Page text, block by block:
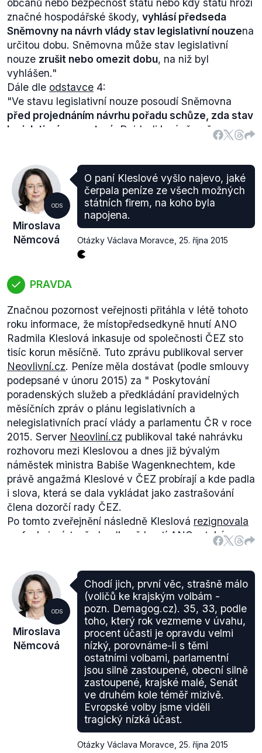
sKarty, o kterém mluví Jaroslav Faltýnek. Skartou
se měl Ústavní soud zabývat na návrh senátorů na
konci roku 2013. Řízení však nakoneczastavil a věc
nebyla ani projednána, neboť poslanci sKartuzrušili
na návrh skupiny senátorů ČSSD .
Otázkou je, do jaké míry lze tato Ústavním soudem
konstatovaná pochybení personifikovat pouze na
osobu Miroslavy Němcové, neboť jak jsme
konstatovali i v předchozím výroku, nejedná se o její
vlastní iniciativu, kdy by z vlastní vůle vyhlašovala
pouze na návrh vlády.
značné hospodářské škody, vyhlásí předseda
Sněmovny na návrh vlády stav legislativní nouzena
určitou dobu. Sněmovna může stav legislativní
nouze zrušit nebo omezit dobu, na niž byl
vyhlášen."
Dále dle odstavce 4:
"Ve stavu legislativní nouze posoudí Sněmovna
před projednáním návrhu pořadu schůze, zda stav
legislativní nouze trvá . Dojde-li k závěru, že
Procedura je tedy ve skutečnosti taková, že
předseda Sněmovny na vládní návrh vyhlásí stav
legislativní nouze bez ohledu na vůli Poslanecké
sněmovny. Ta pak však může legislativní stav zrušit
či jeho dobu omezit.
Kromě toho bude však Sněmovna dotázána před
každým projednáním návrhu pořadu schůze (tedy
nouze trvá. Toto pravděpodobně Němcová
neobratně vyjádřila jako "schválení postupu
předsedy PS." I kdyby v této fázi Sněmovna
vyjádřila nesouhlas, legislativní nouze již tak jako
tak trvala a nejde tedy o schválení v pravém slova
smyslu.
Z tohoto důvodu udělujeme výroku status "pravda s
výhradou."
ODS
Miroslava
Němcová
O paní Kleslové vyšlo najevo, jaké
čerpala peníze ze všech možných
státních firem, na koho byla
napojena.
Otázky Václava Moravce 25. října 2015
PRAVDA
Značnou pozornost veřejnosti přitáhla v létě tohoto
roku informace, že místopředsedkyně hnutí ANO
Radmila Kleslová inkasuje od společnosti ČEZ sto
tisíc korun měsíčně. Tuto zprávu publikoval server
Neovlivní.cz. Peníze měla dostávat (podle smlouvy
podepsané v únoru 2015) za " Poskytování
poradenských služeb a předkládání pravidelných
měsíčních zpráv o plánu legislativních a
nelegislativních prací vlády a parlamentu ČR v roce
2015. Server Neovliní.cz publikoval také nahrávku
rozhovoru mezi Kleslovou a dnes již bývalým
náměstek ministra Babiše Wagenknechtem, kde
právě angažmá Kleslové v ČEZ probírají a kde padla
i slova, která se dala vykládat jako zastrašování
člena dozorčí rady ČEZ.
Po tomto zveřejnění následně Kleslová rezignovala
na funkci místopředsedkyně hnutí ANO a také
Co se týče dalších
informaci přinesly prvně Lidové noviny
. Jde o firmy
(nejen státní ale také městské): Pražská energetika,
Pražská teplárenská, Dopravní podnik hl. města
Prahy, České dráhy, ČEPRO. O napojení na další
státní firmu, ČEPS, pak informovalČeský rozhlas
který na základě zákona o svobodném přístupu k
informacím zkoumal, na kolik si Kleslová v daných
3 dny po zveřejnění informací Českým rozhlasem
Kleslová opustilapředstavenstvo Pražské
teplárenské a místo předsedkyně dozorčí rady PRE.
To vše, jak sama uvádí, "z důvodu dlouhodobé
účelově vedené kampaně v zájmu určitých skupin
ODS
Miroslava
Němcová
Chodí jich, první věc, strašně málo
(voličů ke krajským volbám -
pozn. Demagog.cz). 35, 33, podle
toho, který rok vezmeme v úvahu,
procent účasti je opravdu velmi
nízký, porovnáme-li s těmi
ostatními volbami, parlamentní
jsou silně zastoupené, obecní silně
zastoupené, krajské malé, Senát
ve druhém kole téměř mizivě.
Evropské volby jsme viděli
tragický nízká účast.
Otázky Václava Moravce 25. října 2015